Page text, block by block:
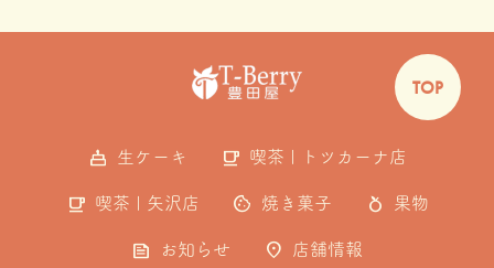
cake 生ケーキ local_cafe 喫茶 | トツカーナ店
local_cafe 喫茶 | 矢沢店 cookie 焼き菓子 nutrition 果物
feed お知らせ location_on 店舗情報
TOP